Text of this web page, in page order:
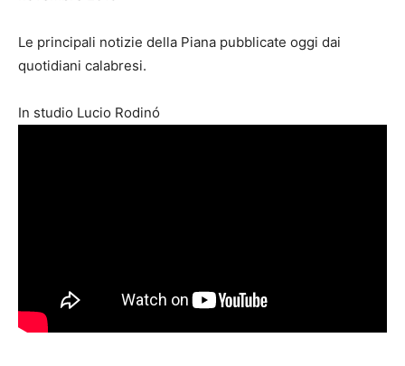
Le principali notizie della Piana pubblicate oggi dai
quotidiani calabresi.
In studio Lucio Rodinó